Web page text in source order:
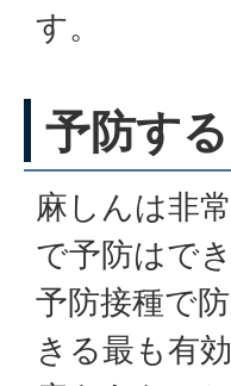
す。
予防す
麻しんは非
で予防はで
予防接種で
きる最も有